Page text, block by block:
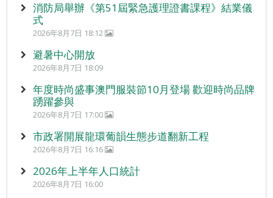
消防局舉辦《第51屆緊急護理證書課程》結業儀
式
2026年8月7日 18:12
避暑中心開放
2026年8月7日 18:09
年度時尚盛事澳門服裝節10月登場 歡迎時尚品牌
踴躍參與
2026年8月7日 17:00
市政署開展龍環葡韻生態步道翻新工程
2026年8月7日 16:16
2026年上半年人口統計
2026年8月7日 16:00